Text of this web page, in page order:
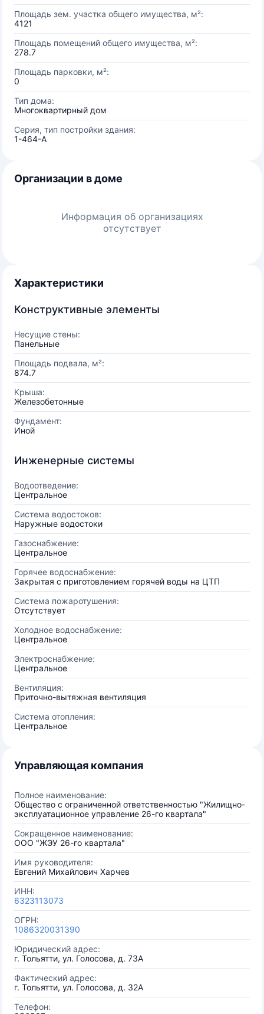
Площадь зем. участка общего имущества, м²:
4121
Площадь помещений общего имущества, м²:
278.7
Площадь парковки, м²:
0
Тип дома:
Многоквартирный дом
Серия, тип постройки здания:
1-464-А
Организации в доме
Информация об организациях
отсутствует
Характеристики
Конструктивные элементы
Несущие стены:
Панельные
Площадь подвала, м²:
874.7
Крыша:
Железобетонные
Фундамент:
Иной
Инженерные системы
Водоотведение:
Центральное
Система водостоков:
Наружные водостоки
Газоснабжение:
Центральное
Горячее водоснабжение:
Закрытая с приготовлением горячей воды на ЦТП
Система пожаротушения:
Отсутствует
Холодное водоснабжение:
Центральное
Электроснабжение:
Центральное
Вентиляция:
Приточно-вытяжная вентиляция
Система отопления:
Центральное
Управляющая компания
Полное наименование:
Общество с ограниченной ответственностью "Жилищно-
эксплуатационное управление 26-го квартала"
Сокращенное наименование:
ООО "ЖЭУ 26-го квартала"
Имя руководителя:
Евгений Михайлович Харчев
ИНН:
6323113073
ОГРН:
1086320031390
Юридический адрес:
г. Тольятти, ул. Голосова, д. 73А
Фактический адрес:
г. Тольятти, ул. Голосова, д. 32А
Телефон: